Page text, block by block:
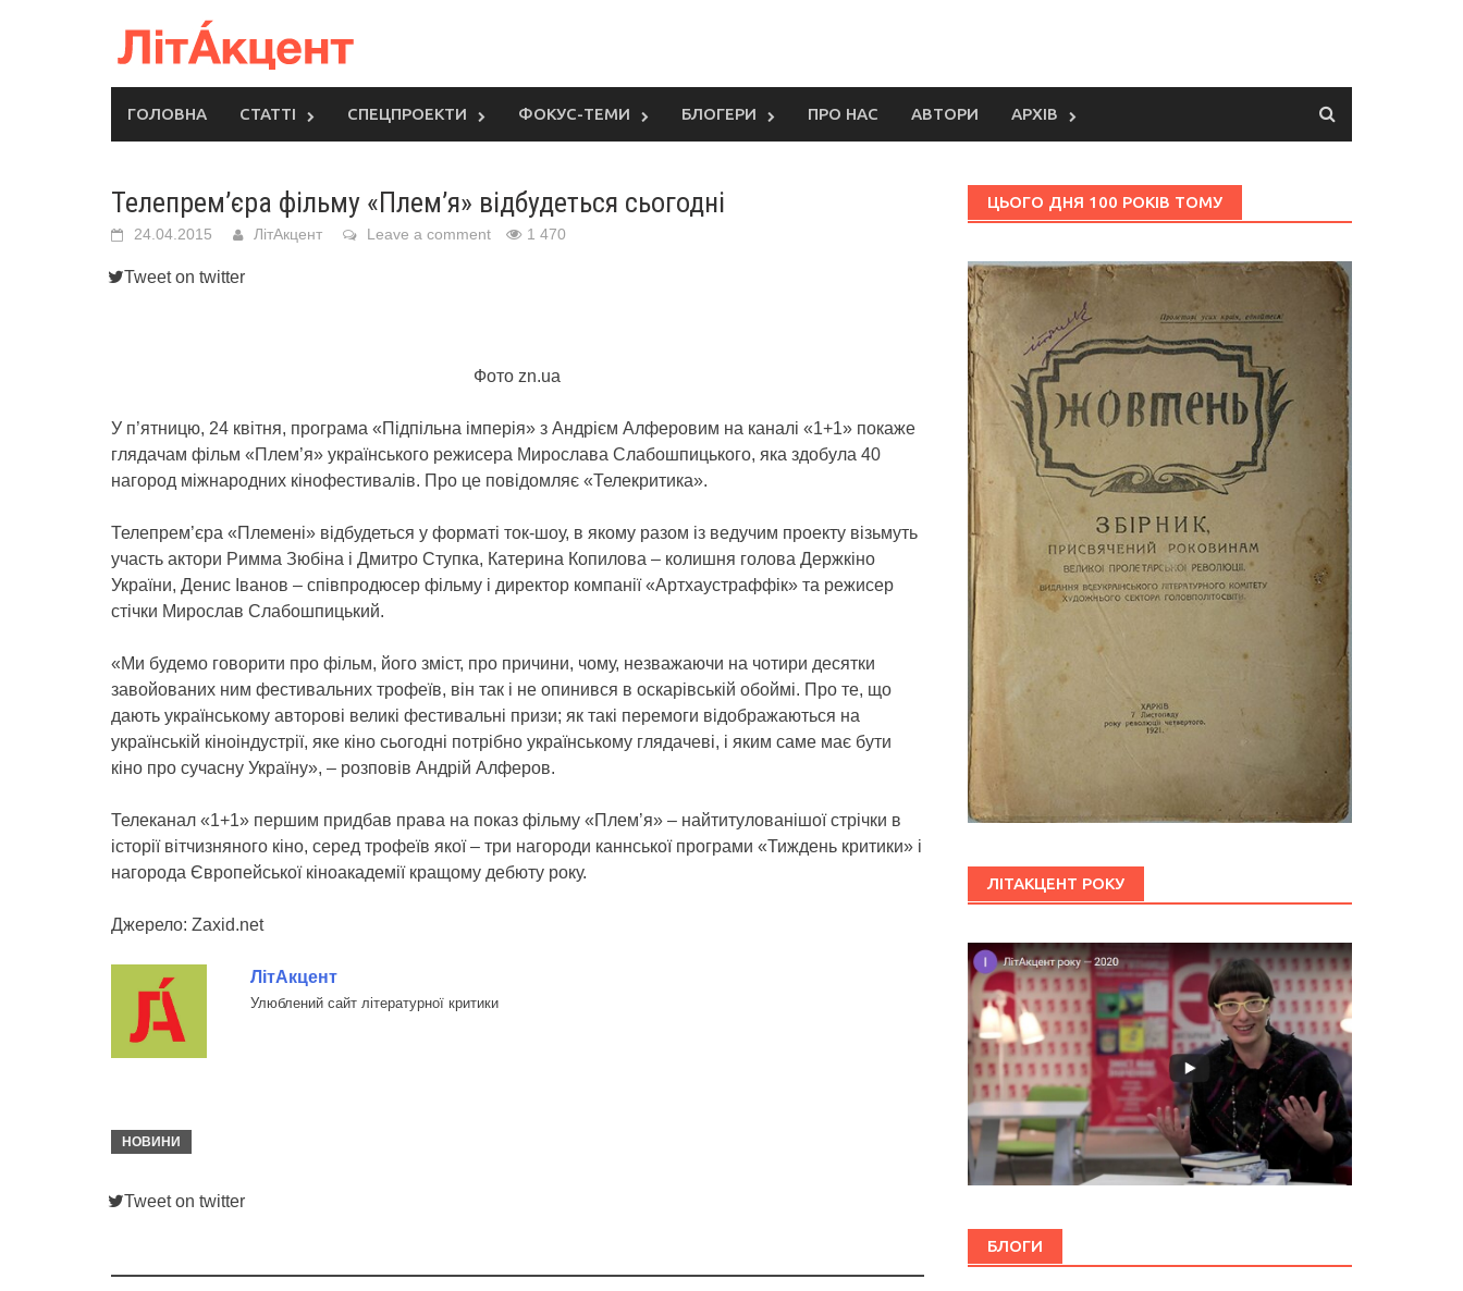
ГОЛОВНА СТАТТІ СПЕЦПРОЕКТИ ФОКУС-ТЕМИ БЛОГЕРИ ПРО НАС АВТОРИ АРХІВ
Телепрем’єра фільму «Плем’я» відбудеться сьогодні
24.04.2015 ЛітАкцент Leave a comment 1 470
Tweet on twitter
Фото zn.ua
У п’ятницю, 24 квітня, програма «Підпільна імперія» з Андрієм Алферовим на каналі «1+1» покаже
глядачам фільм «Плем’я» українського режисера Мирослава Слабошпицького, яка здобула 40
нагород міжнародних кінофестивалів. Про це повідомляє «Телекритика».
Телепрем’єра «Племені» відбудеться у форматі ток-шоу, в якому разом із ведучим проекту візьмуть
участь актори Римма Зюбіна і Дмитро Ступка, Катерина Копилова – колишня голова Держкіно
України, Денис Іванов – співпродюсер фільму і директор компанії «Артхаустраффік» та режисер
стічки Мирослав Слабошпицький.
«Ми будемо говорити про фільм, його зміст, про причини, чому, незважаючи на чотири десятки
завойованих ним фестивальних трофеїв, він так і не опинився в оскарівській обоймі. Про те, що
дають українському авторові великі фестивальні призи; як такі перемоги відображаються на
українській кіноіндустрії, яке кіно сьогодні потрібно українському глядачеві, і яким саме має бути
кіно про сучасну Україну», – розповів Андрій Алферов.
Телеканал «1+1» першим придбав права на показ фільму «Плем’я» – найтитулованішої стрічки в
історії вітчизняного кіно, серед трофеїв якої – три нагороди каннської програми «Тиждень критики» і
нагорода Європейської кіноакадемії кращому дебюту року.
Джерело: Zaxid.net
ЛітАкцент
Улюблений сайт літературної критики
НОВИНИ
Tweet on twitter
ЦЬОГО ДНЯ 100 РОКІВ ТОМУ
ЛІТАКЦЕНТ РОКУ
БЛОГИ